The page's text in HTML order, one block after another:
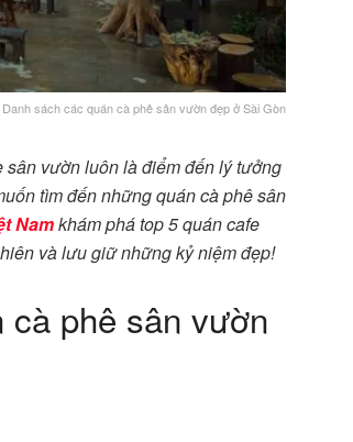
Danh sách các quán cà phê sân vườn đẹp ở Sài Gòn
sân vườn luôn là điểm đến lý tưởng
tìm đến những quán cà phê sân
Namkhám phá top 5 quán cafe
và lưu giữ những kỷ niệm đẹp!
cà phê sân vườn